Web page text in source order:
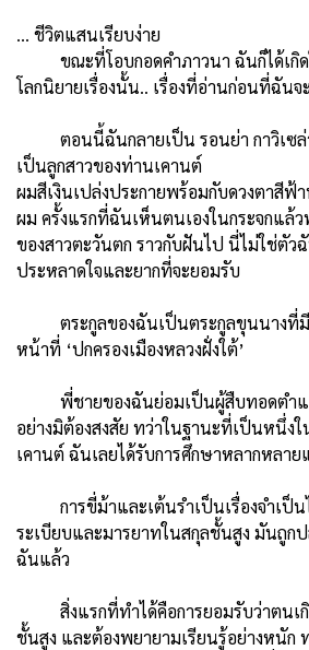
… ชีวิตแสนเรียบง่าย
ขณะที่โอบกอดคำภาวนา ฉันก็ได้เกิ
โลกนิยายเรื่องนั้น.. เรื่องที่อ่านก่อนที่ฉันจ
ตอนนี้ฉันกลายเป็น รอนย่า กาวิเซล่า
เป็นลูกสาวของท่านเคานต์
ผมสีเงินเปล่งประกายพร้อมกับดวงตาสีฟ้
ผม ครั้งแรกที่ฉันเห็นตนเองในกระจกแล้
ของสาวตะวันตก ราวกับฝันไป นี่ไม่ใช่ตัว
ประหลาดใจและยากที่จะยอมรับ
ตระกูลของฉันเป็นตระกูลขุนนางที่มี
หน้าที่ ‘ปกครองเมืองหลวงฝั่งใต้’
พี่ชายของฉันย่อมเป็นผู้สืบทอดตำแ
อย่างมิต้องสงสัย ทว่าในฐานะที่เป็นหนึ่ง
เคานต์ ฉันเลยได้รับการศึกษาหลากหลา
การขี่ม้าและเต้นรำเป็นเรื่องจำเป็นไ
ระเบียบและมารยาทในสกุลชั้นสูง มันถูกป
ฉันแล้ว
สิ่งแรกที่ทำได้คือการยอมรับว่าตนเกิ
ชั้นสูง และต้องพยายามเรียนรู้อย่างหนัก